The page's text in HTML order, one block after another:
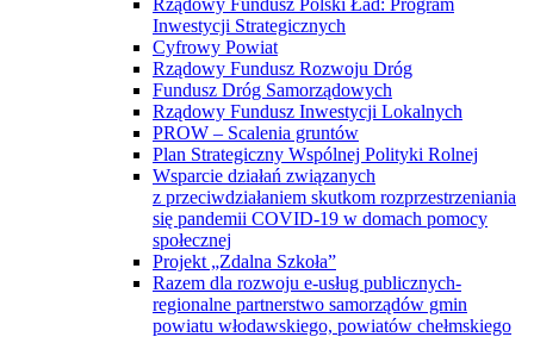
Rządowy Fundusz Polski Ład: Program
Inwestycji Strategicznych
Cyfrowy Powiat
Rządowy Fundusz Rozwoju Dróg
Fundusz Dróg Samorządowych
Rządowy Fundusz Inwestycji Lokalnych
PROW – Scalenia gruntów
Plan Strategiczny Wspólnej Polityki Rolnej
Wsparcie działań związanych
z przeciwdziałaniem skutkom rozprzestrzeniania
się pandemii COVID-19 w domach pomocy
społecznej
Projekt „Zdalna Szkoła”
Razem dla rozwoju e-usług publicznych-
regionalne partnerstwo samorządów gmin
powiatu włodawskiego, powiatów chełmskiego